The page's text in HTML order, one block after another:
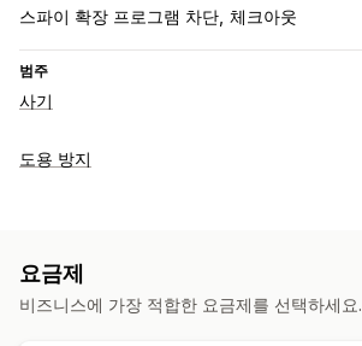
스파이 확장 프로그램 차단 체크아웃
범주
사기
사기 유형
주문 확인
Geolocation 리디렉션 신원 확인 사기 보험
도용 방지
스토어 데이터
고객 데이터
웹사이트 코드
요금제
비즈니스에 가장 적합한 요금제를 선택하세요.